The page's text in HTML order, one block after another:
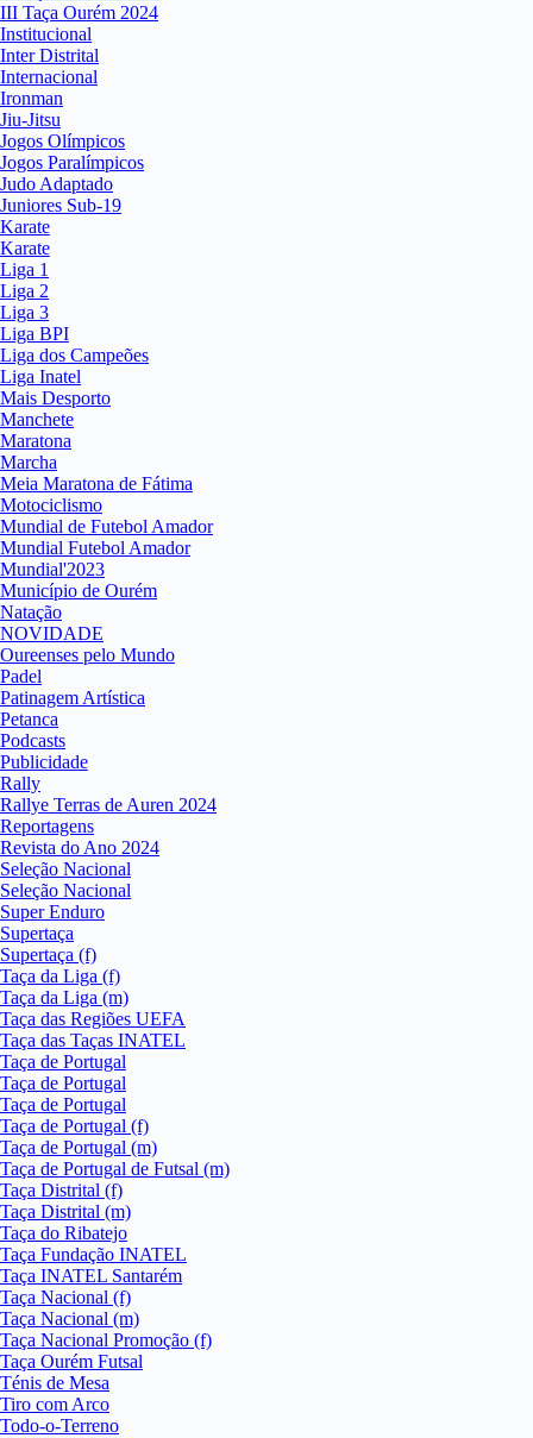
III Taça Ourém 2024
Institucional
Inter Distrital
Internacional
Ironman
Jiu-Jitsu
Jogos Olímpicos
Jogos Paralímpicos
Judo Adaptado
Juniores Sub-19
Karate
Karate
Liga 1
Liga 2
Liga 3
Liga BPI
Liga dos Campeões
Liga Inatel
Mais Desporto
Manchete
Maratona
Marcha
Meia Maratona de Fátima
Motociclismo
Mundial de Futebol Amador
Mundial Futebol Amador
Mundial'2023
Município de Ourém
Natação
NOVIDADE
Oureenses pelo Mundo
Padel
Patinagem Artística
Petanca
Podcasts
Publicidade
Rally
Rallye Terras de Auren 2024
Reportagens
Revista do Ano 2024
Seleção Nacional
Seleção Nacional
Super Enduro
Supertaça
Supertaça (f)
Taça da Liga (f)
Taça da Liga (m)
Taça das Regiões UEFA
Taça das Taças INATEL
Taça de Portugal
Taça de Portugal
Taça de Portugal
Taça de Portugal (f)
Taça de Portugal (m)
Taça de Portugal de Futsal (m)
Taça Distrital (f)
Taça Distrital (m)
Taça do Ribatejo
Taça Fundação INATEL
Taça INATEL Santarém
Taça Nacional (f)
Taça Nacional (m)
Taça Nacional Promoção (f)
Taça Ourém Futsal
Ténis de Mesa
Tiro com Arco
Todo-o-Terreno